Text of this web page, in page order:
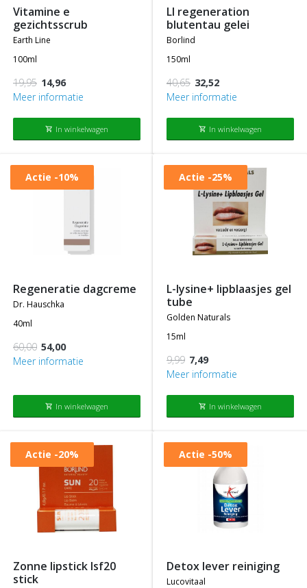
vitamine e
gezichtsscrub
earth line
100ml
19,95 14,96
Meer informatie
shopping_cart In winkelwagen
ll regeneration
blutentau gelei
borlind
150ml
40,65 32,52
Meer informatie
shopping_cart In winkelwagen
Actie -10%
regeneratie dagcreme
dr. hauschka
40ml
60,00 54,00
Meer informatie
shopping_cart In winkelwagen
Actie -25%
l-lysine+ lipblaasjes gel
tube
golden naturals
15ml
9,99 7,49
Meer informatie
shopping_cart In winkelwagen
Actie -20%
zonne lipstick lsf20
stick
Actie -50%
detox lever reiniging
lucovitaal